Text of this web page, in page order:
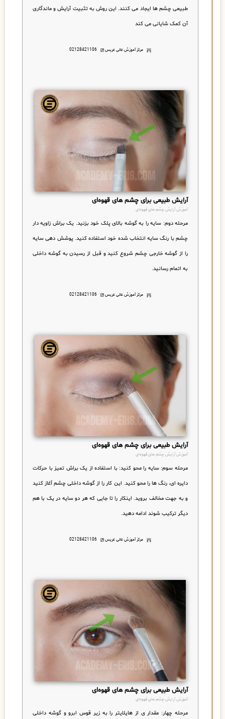
طبیعی چشم ها ایجاد می کنند. این روش به تثبیت آرایش و ماندگاری
آن کمک شایانی می کند
مرکز آموزش عالی عریس 02128421106
آرایش طبیعی برای چشم های قهوه‌ای
آموزش آرایش چشم های قهوه‌ای
مرحله دوم: سایه را به گوشه بالای پلک خود بزنید. یک براش زاویه دار
چشم با رنگ سایه انتخاب شده خود استفاده کنید. پوشش دهی سایه
را از گوشه خارجی چشم شروع کنید و قبل از رسیدن به گوشه داخلی
به اتمام رسانید.
مرکز آموزش عالی عریس 02128421106
آرایش طبیعی برای چشم های قهوه‌ای
آموزش آرایش چشم های قهوه‌ای
مرحله سوم: سایه را محو کنید: با استفاده از یک براش تمیز با حرکات
دایره ای، رنگ ها را محو کنید. این کار را از گوشه داخلی چشم آغاز کنید
و به جهت مخالف بروید. اینکار را تا جایی که هر دو سایه در یک با هم
دیگر ترکیب شوند ادامه دهید.
مرکز آموزش عالی عریس 02128421106
آرایش طبیعی برای چشم های قهوه‌ای
آموزش آرایش چشم های قهوه‌ای
مرحله چهار: مقدار ی از هایلایتر را به زیر قوس ابرو و گوشه داخلی